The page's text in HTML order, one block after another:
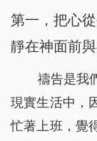
第一，把心
靜在神面前
禱告是我
現實生活中，
忙著上班，覺